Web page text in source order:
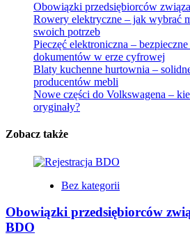
Obowiązki przedsiębiorców
Rowery elektryczne – jak wybrać
swoich potrzeb
Pieczęć elektroniczna –
dokumentów w erze cyfrowej
Blaty kuchenne hurtownia –
producentów mebli
Nowe części do Volkswagena –
oryginały?
Zobacz także
Bez kategorii
Obowiązki przedsiębiorców
BDO